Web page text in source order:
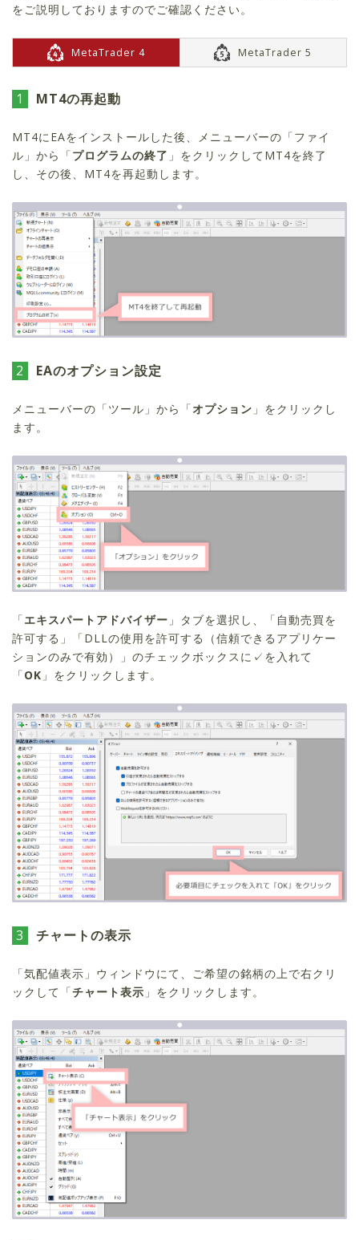
をご説明しておりますのでご確認ください。
MetaTrader 4 MetaTrader 5
1 MT4の再起動
MT4にEAをインストールした後、メニューバーの「ファイ
ル」から「プログラムの終了 」をクリックしてMT4を終了
し、その後、MT4を再起動します。
2 EAのオプション設定
メニューバーの「ツール」から「オプション 」をクリックし
ます。
「エキスパートアドバイザー 」タブを選択し、「自動売買を
許可する」「DLLの使用を許可する（信頼できるアプリケー
ションのみで有効）」のチェックボックスに✓を入れて
「OK 」をクリックします。
3 チャートの表示
「気配値表示」ウィンドウにて、ご希望の銘柄の上で右クリ
ックして「チャート表示 」をクリックします。